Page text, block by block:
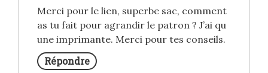
Merci pour le lien, superbe sac, comment
as tu fait pour agrandir le patron ? J’ai qu
une imprimante. Merci pour tes conseils.
Répondre